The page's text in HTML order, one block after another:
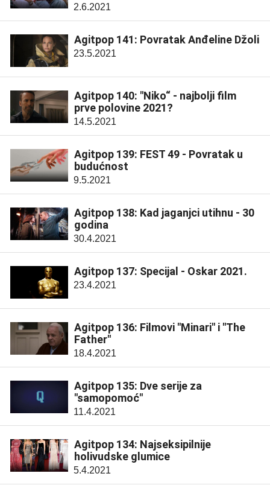
2.6.2021
Agitpop 141: Povratak Anđeline Džoli
23.5.2021
Agitpop 140: "Niko“ - najbolji film
prve polovine 2021?
14.5.2021
Agitpop 139: FEST 49 - Povratak u
budućnost
9.5.2021
Agitpop 138: Kad jaganjci utihnu - 30
godina
30.4.2021
Agitpop 137: Specijal - Oskar 2021.
23.4.2021
Agitpop 136: Filmovi "Minari" i "The
Father"
18.4.2021
Agitpop 135: Dve serije za
"samopomoć"
11.4.2021
Agitpop 134: Najseksipilnije
holivudske glumice
5.4.2021